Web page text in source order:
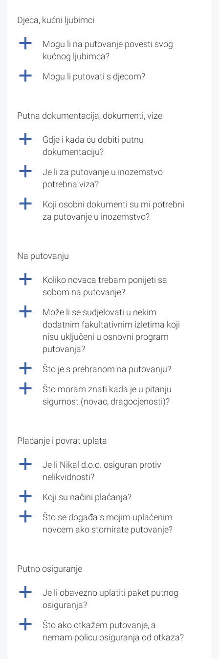
Djeca, kućni ljubimci
a
Mogu li na putovanje povesti svog
kućnog ljubimca?
a Mogu li putovati s djecom?
Putna dokumentacija, dokumenti, vize
a
Gdje i kada ću dobiti putnu
dokumentaciju?
a
Je li za putovanje u inozemstvo
potrebna viza?
a
Koji osobni dokumenti su mi potrebni
za putovanje u inozemstvo?
Na putovanju
a
Koliko novaca trebam ponijeti sa
sobom na putovanje?
a
Može li se sudjelovati u nekim
dodatnim fakultativnim izletima koji
nisu uključeni u osnovni program
putovanja?
a Što je s prehranom na putovanju?
a
Što moram znati kada je u pitanju
sigurnost (novac, dragocjenosti)?
Plaćanje i povrat uplata
a
Je li Nikal d.o.o. osiguran protiv
nelikvidnosti?
a Koji su načini plaćanja?
a
Što se događa s mojim uplaćenim
novcem ako stornirate putovanje?
Putno osiguranje
a
Je li obavezno uplatiti paket putnog
osiguranja?
a
Što ako otkažem putovanje, a
nemam policu osiguranja od otkaza?